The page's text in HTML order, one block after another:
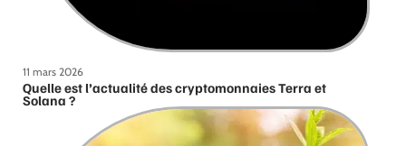
11 mars 2026
Quelle est l’actualité des cryptomonnaies Terra et
Solana ?